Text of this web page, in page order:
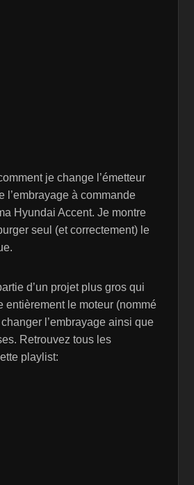
je change l’émetteur
l’embrayage à commande
Hyundai Accent. Je montre
seul (et correctement) le
d’un projet plus gros qui
entièrement le moteur (nommé
l’embrayage ainsi que
Retrouvez tous les
playlist: